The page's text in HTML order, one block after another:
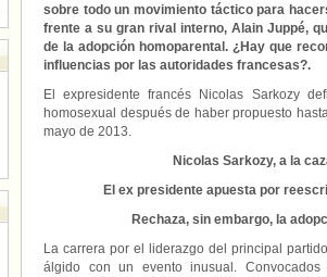
sobre todo un movimiento táctico para
frente a su gran rival interno, Alain Juppé,
de la adopción homoparental. ¿Hay que
influencias por las autoridades francesas?.
El expresidente francés Nicolas Sarkozy
homosexual después de haber propuesto
mayo de 2013.
Nicolas Sarkozy, a la
El ex presidente apuesta por
Rechaza, sin embargo, la
La carrera por el liderazgo del principal
álgido con un evento inusual.